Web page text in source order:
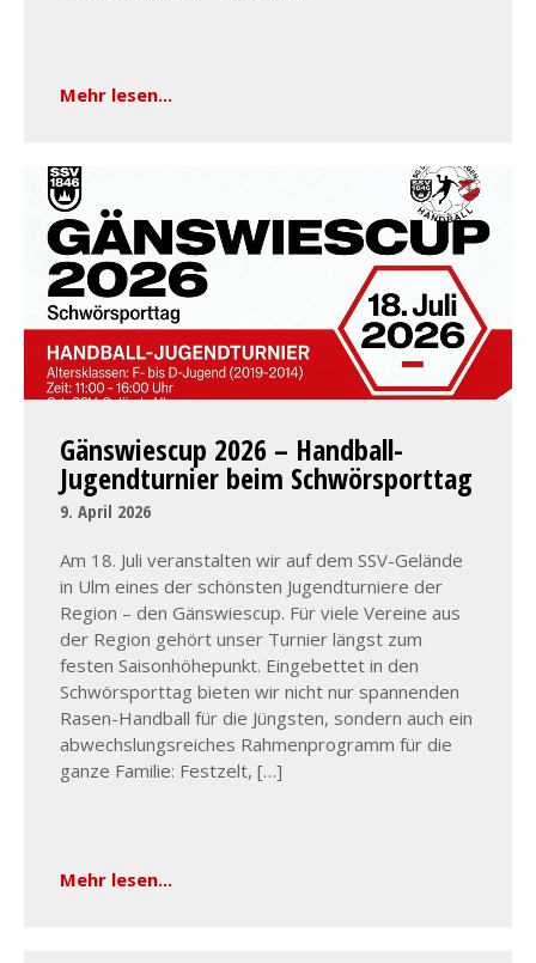
Mehr lesen...
Gänswiescup 2026 – Handball-
Jugendturnier beim Schwörsporttag
9. April 2026
Am 18. Juli veranstalten wir auf dem SSV-Gelände
in Ulm eines der schönsten Jugendturniere der
Region – den Gänswiescup. Für viele Vereine aus
der Region gehört unser Turnier längst zum
festen Saisonhöhepunkt. Eingebettet in den
Schwörsporttag bieten wir nicht nur spannenden
Rasen-Handball für die Jüngsten, sondern auch ein
abwechslungsreiches Rahmenprogramm für die
ganze Familie: Festzelt, […]
Mehr lesen...